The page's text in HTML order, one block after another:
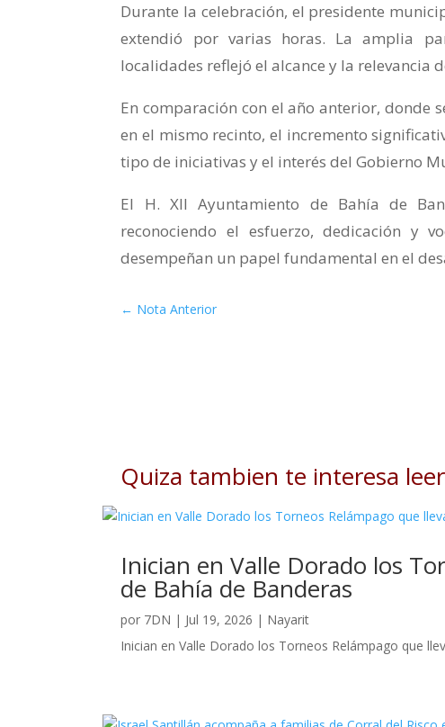
Durante la celebración, el presidente
extendió por varias horas. La amplia
localidades reflejó el alcance y la relevancia
En comparación con el año anterior, donde
en el mismo recinto, el incremento
tipo de iniciativas y el interés del Gobierno
El H. XII Ayuntamiento de Bahía de
reconociendo el esfuerzo, dedicación y
desempeñan un papel fundamental en el
← Nota Anterior
Quiza tambien te interesa
Inician en Valle Dorado los
de Bahía de Banderas
por 7DN | Jul 19, 2026 | Nayarit
Inician en Valle Dorado los Torneos Relámpago que